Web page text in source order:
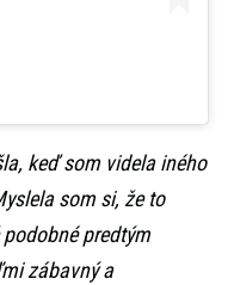
keď som videla iného
som si, že to
predtým
zábavný a